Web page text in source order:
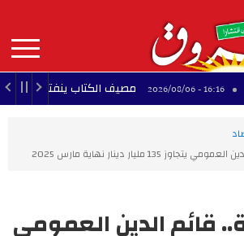
contenu
principal
MAIN
NAVIGATION
مصيف الكتاب ينفتح على الفن
135 مليار دينار نهاية مارس 2025
قائم الدين العمومي